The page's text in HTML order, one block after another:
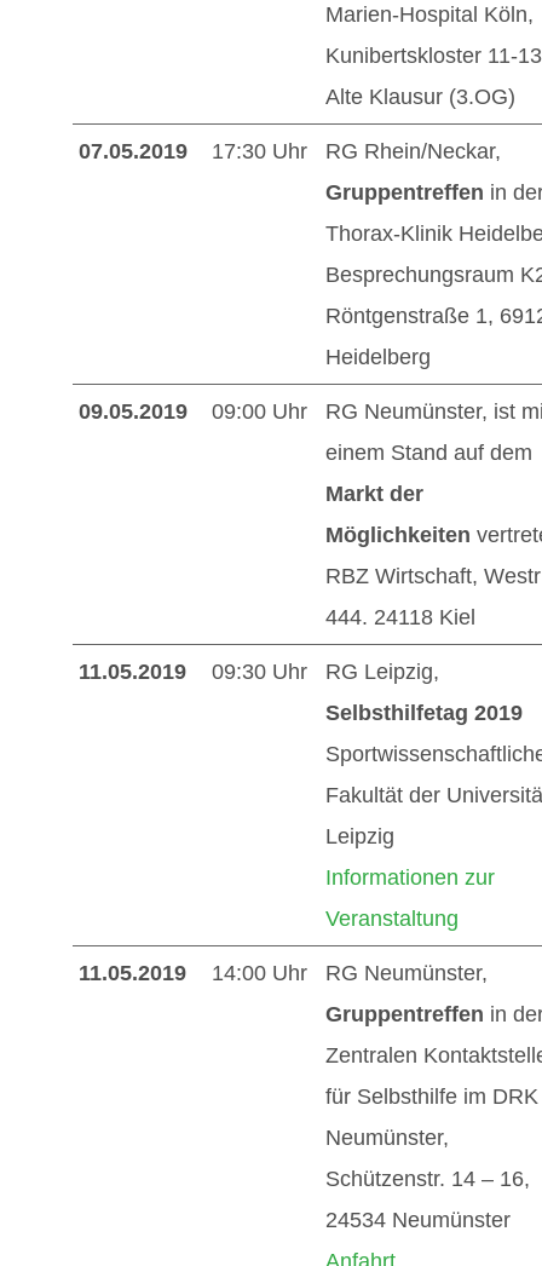
Marien-Hospital Köln,
Kunibertskloster 11-
Alte Klausur (3.OG)
07.05.2019 17:30 Uhr
RG Rhein/Neckar,
Gruppentreffen in
Thorax-Klinik
Besprechungsraum
Röntgenstraße 1,
Heidelberg
09.05.2019 09:00 Uhr
RG Neumünster, ist
einem Stand auf dem
Markt der
Möglichkeiten
RBZ Wirtschaft,
444. 24118 Kiel
11.05.2019 09:30 Uhr
RG Leipzig,
Selbsthilfetag 2019
Fakultät der
Leipzig
Informationen zur
Veranstaltung
11.05.2019 14:00 Uhr
RG Neumünster,
Gruppentreffen in
Zentralen
für Selbsthilfe im DRK
Neumünster,
Schützenstr. 14 – 16,
24534 Neumünster
Anfahrt